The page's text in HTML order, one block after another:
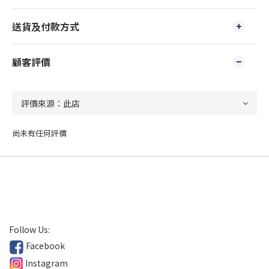
送貨及付款方式
顧客評價
尚未有任何評價
Follow Us:
Facebook
Instagram